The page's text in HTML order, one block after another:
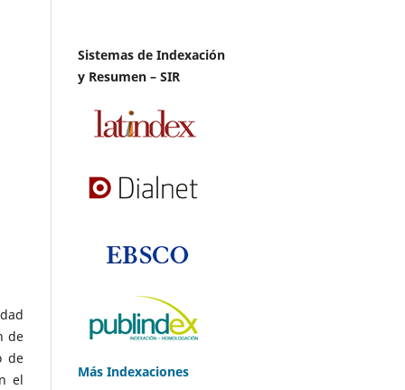
de
de
el
Sistemas de Indexación
y Resumen – SIR
Más Indexaciones